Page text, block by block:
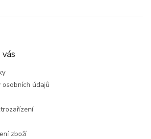
osobních údajů
zboží